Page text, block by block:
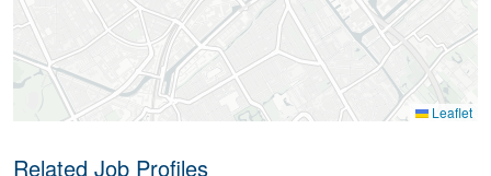
Leaflet
Related Job Profiles